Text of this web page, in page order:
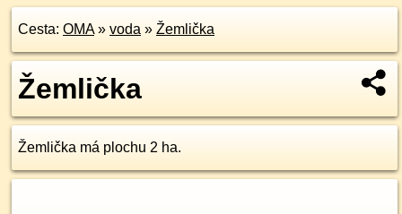
Cesta: OMA» voda » Žemlička
Žemlička
Žemlička má plochu 2 ha.